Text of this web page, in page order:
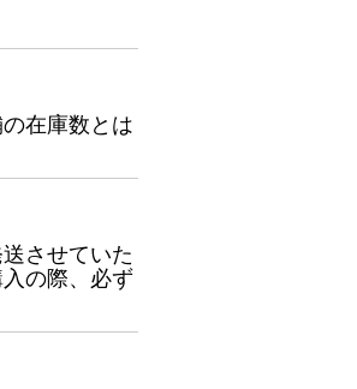
在庫数とは
させていた
の際、必ず